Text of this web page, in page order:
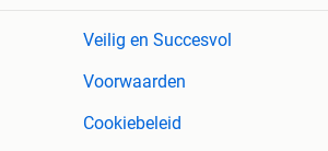
Veilig en Succesvol
Voorwaarden
Cookiebeleid